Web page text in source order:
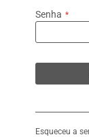
Senha